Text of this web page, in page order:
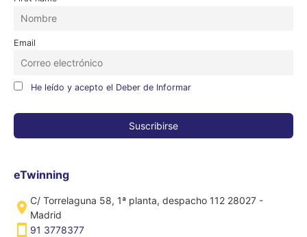
Email
He leído y acepto el Deber de Informar
eTwinning
C/ Torrelaguna 58, 1ª planta, despacho 112 28027 -
Madrid
91 3778377